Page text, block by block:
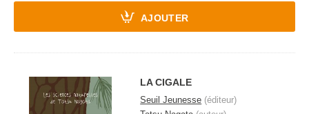
AJOUTER
LA CIGALE
Seuil Jeunesse (éditeur)